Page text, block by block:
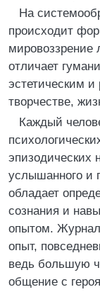
На
происходит
мировоззрение
отличает
эстетическим
творчестве,
Каждый
услышанного и
обладает
сознания и
опытом.
опыт,
ведь большую
общение с